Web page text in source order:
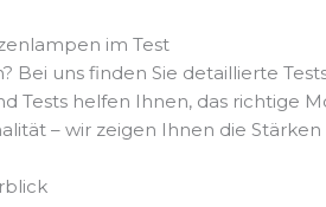
im Test
uns finden Sie detaillierte
Tests helfen Ihnen, das richtige
– wir zeigen Ihnen die